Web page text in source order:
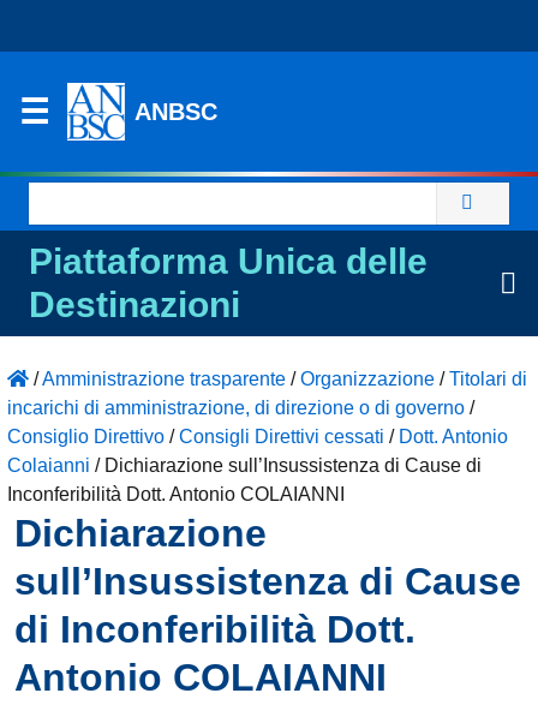
ANBSC
per:
Piattaforma Unica delle
Destinazioni
/Amministrazione trasparente /Organizzazione /Titolari di
incarichi di amministrazione, di direzione o di governo /
Consiglio Direttivo /Consigli Direttivi cessati / Dott. Antonio
Colaianni / Dichiarazione sull’Insussistenza di Cause di
Inconferibilità Dott. Antonio COLAIANNI
Dichiarazione
sull’Insussistenza di Cause
di Inconferibilità Dott.
Antonio COLAIANNI